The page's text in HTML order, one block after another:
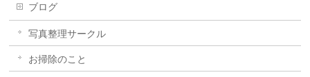
ブログ
写真整理サークル
お掃除のこと